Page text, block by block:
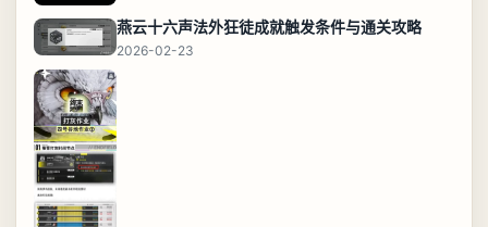
燕云十六声法外狂徒成就触发条件与通关攻略
2026-02-23